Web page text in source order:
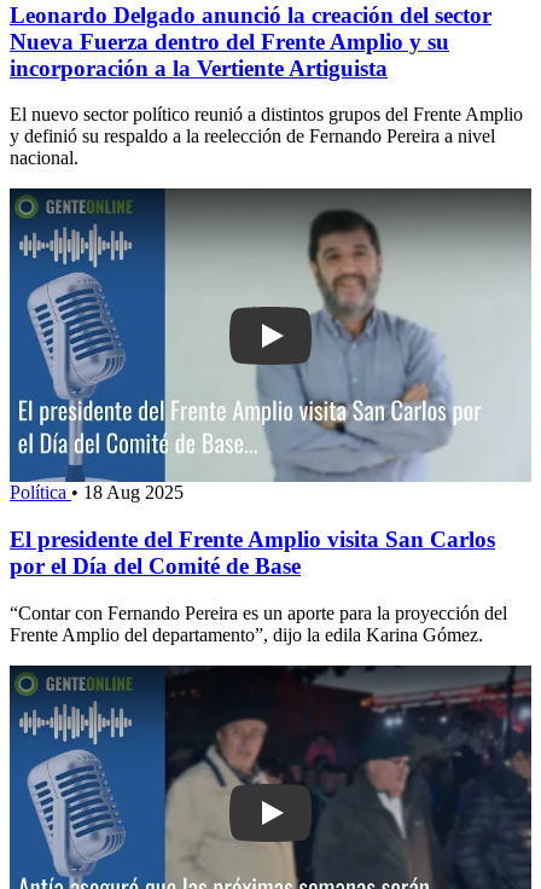
Leonardo Delgado anunció la creación del sector
Nueva Fuerza dentro del Frente Amplio y su
incorporación a la Vertiente Artiguista
El nuevo sector político reunió a distintos grupos del Frente Amplio
y definió su respaldo a la reelección de Fernando Pereira a nivel
nacional.
Play: El presidente del Frente Amplio
Política • 18 Aug 2025
El presidente del Frente Amplio visita San Carlos
por el Día del Comité de Base
“Contar con Fernando Pereira es un aporte para la proyección del
Frente Amplio del departamento”, dijo la edila Karina Gómez.
Play: Antía aseguró que las próximas